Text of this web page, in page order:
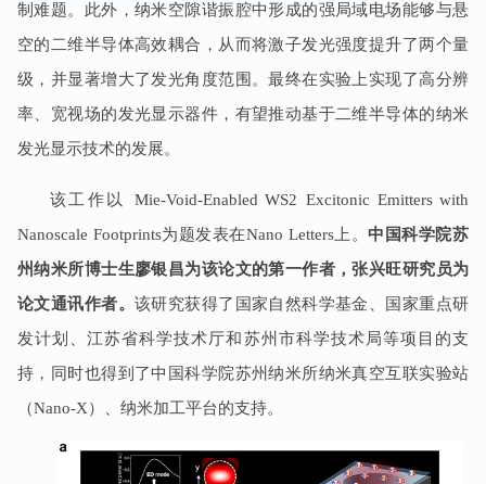
制难题。此外，纳米空隙谐振腔中形成的强局域电场能够与悬
空的二维半导体高效耦合，从而将激子发光强度提升了两个量
级，并显著增大了发光角度范围。最终在实验上实现了高分辨
率、宽视场的发光显示器件，有望推动基于二维半导体的纳米
发光显示技术的发展。
该工作以 Mie-Void-Enabled WS2 Excitonic Emitters with
Nanoscale Footprints为题发表在Nano Letters上。中国科学院苏
州纳米所博士生廖银昌为该论文的第一作者，张兴旺研究员为
论文通讯作者。 该研究获得了国家自然科学基金、国家重点研
发计划、江苏省科学技术厅和苏州市科学技术局等项目的支
持，同时也得到了中国科学院苏州纳米所纳米真空互联实验站
（Nano-X）、纳米加工平台的支持。